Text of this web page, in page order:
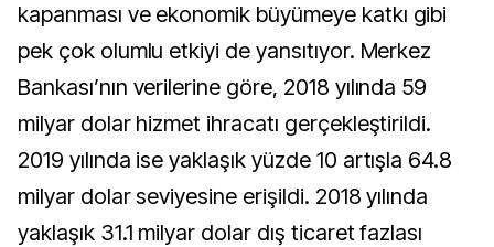
kapanması ve ekonomik büyümeye katkı gibi
pek çok olumlu etkiyi de yansıtıyor. Merkez
Bankası’nın verilerine göre, 2018 yılında 59
milyar dolar hizmet ihracatı gerçekleştirildi.
2019 yılında ise yaklaşık yüzde 10 artışla 64.8
milyar dolar seviyesine erişildi. 2018 yılında
yaklaşık 31.1 milyar dolar dış ticaret fazlası